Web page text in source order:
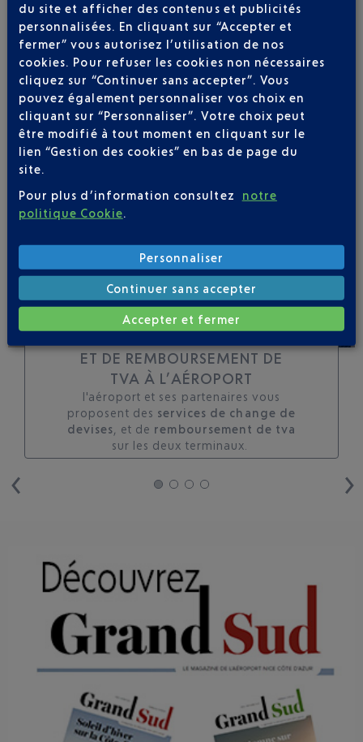
Soyez notifié(e) de
toutes les évolutions
pour ce vol
SUIVRE CE VOL
ET DE REMBOURSEMENT DE
TVA À L’AÉROPORT
l'aéroport et ses partenaires vous
proposent des services de change de
devises , et de remboursement de tva
sur les deux terminaux. ​
du site et afficher des contenus et publicités
personnalisées. En cliquant sur “Accepter et
fermer” vous autorisez l’utilisation de nos
cookies. Pour refuser les cookies non nécessaires
cliquez sur “Continuer sans accepter”. Vous
pouvez également personnaliser vos choix en
cliquant sur “Personnaliser”. Votre choix peut
être modifié à tout moment en cliquant sur le
lien “Gestion des cookies” en bas de page du
site.
Pour plus d’information consultez
notre
politique Cookie.
Personnaliser
Continuer sans accepter
Accepter et fermer